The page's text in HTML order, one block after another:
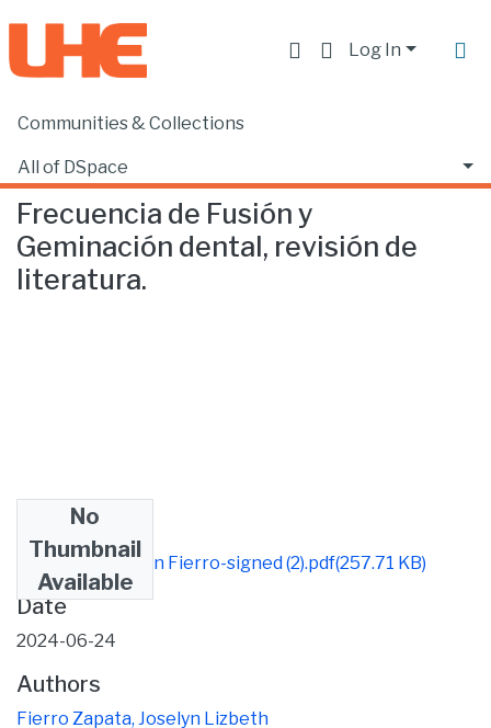
Log In
Communities & Collections
All of DSpace
Statistics
Home
Frecuencia de Fusión y
Geminación dental, revisión de
literatura.
No
Thumbnail
Available
Tesis final Joselyn Fierro-signed (2).pdf(257.71 KB)
Date
2024-06-24
Authors
Fierro Zapata, Joselyn Lizbeth